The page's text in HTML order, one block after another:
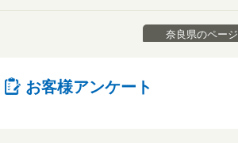
奈良県のペー
お客様アンケート